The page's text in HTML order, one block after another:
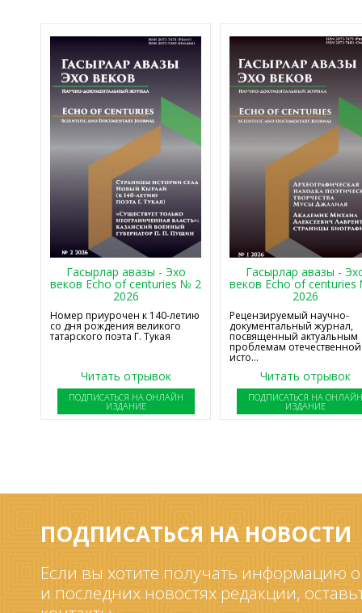
Гасырлар авазы - Эхо
веков Echo of centuries № 2
2026
Номер приурочен к 140-летию
со дня рождения великого
татарского поэта Г. Тукая
Читать отрывок
ПОДПИСАТЬСЯ НА ОНЛАЙН
ИЗДАНИЕ
Гасырлар авазы -
веков Echo of
2026
Рецензируемый научно-
документальный журнал,
посвященный актуальным
проблемам отечественной
исто...
Читать отрывок
ПОДПИСАТЬСЯ НА
ИЗДАНИЕ
ПОДПИСАТЬСЯ НА НОВОСТИ
Если вы хотите получать информацию
и последних новостях редакции,